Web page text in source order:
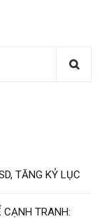
TĂNG KỶ LỤC
CẠNH TRANH: